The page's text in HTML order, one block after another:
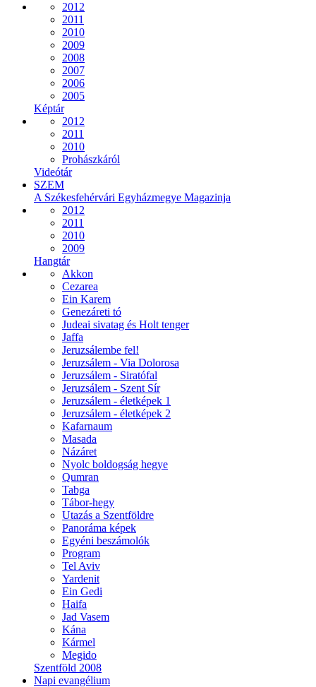
2012
2011
2010
2009
2008
2007
2006
2005
Képtár
2012
2011
2010
Prohászkáról
Videótár
SZEM
A Székesfehérvári Egyházmegye Magazinja
2012
2011
2010
2009
Hangtár
Akkon
Cezarea
Ein Karem
Genezáreti tó
Judeai sivatag és Holt tenger
Jaffa
Jeruzsálembe fel!
Jeruzsálem - Via Dolorosa
Jeruzsálem - Siratófal
Jeruzsálem - Szent Sír
Jeruzsálem - életképek 1
Jeruzsálem - életképek 2
Kafarnaum
Masada
Názáret
Nyolc boldogság hegye
Qumran
Tabga
Tábor-hegy
Utazás a Szentföldre
Panoráma képek
Egyéni beszámolók
Program
Tel Aviv
Yardenit
Ein Gedi
Haifa
Jad Vasem
Kána
Kármel
Megido
Szentföld 2008
Napi evangélium